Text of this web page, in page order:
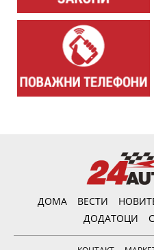
ДОМА ВЕСТИ
ДОДАТОЦИ